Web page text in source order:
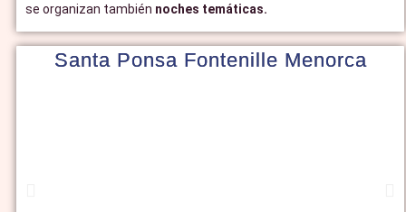
se organizan también noches temáticas.
Santa Ponsa Fontenille Menorca